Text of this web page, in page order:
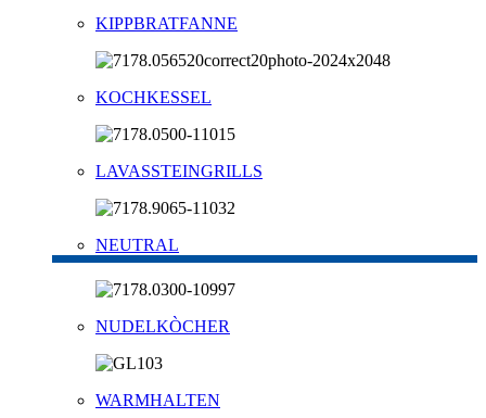
KIPPBRATFANNE
KOCHKESSEL
LAVASSTEINGRILLS
NEUTRAL
NUDELKÒCHER
WARMHALTEN